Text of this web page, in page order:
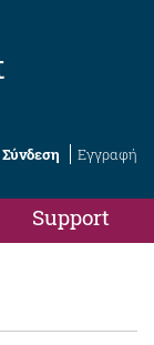
Σύνδεση Εγγραφή
Support